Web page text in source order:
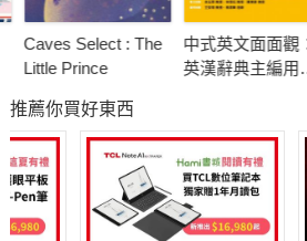
Caves Select : The
Little Prince
中式英文面面觀：
英漢辭典主編用近
的謬誤
推薦你買好東西